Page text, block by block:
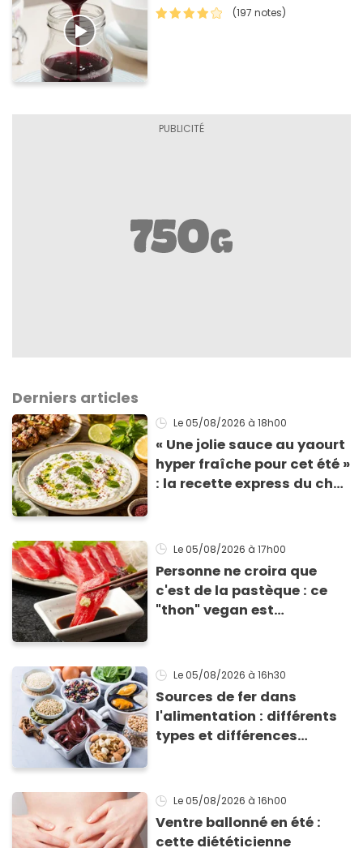
(197 notes)
Derniers articles
Le 05/08/2026 à 18h00
« Une jolie sauce au yaourt
hyper fraîche pour cet été »
: la recette express du chef
grillades
Le 05/08/2026 à 17h00
Personne ne croira que
c'est de la pastèque : ce
"thon" vegan est
Le 05/08/2026 à 16h30
Sources de fer dans
l'alimentation : différents
types et différences
Le 05/08/2026 à 16h00
Ventre ballonné en été :
cette diététicienne